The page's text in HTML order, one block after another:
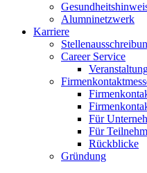
Alumninetzwerk
Karriere
Career Service
Für
Für
Rückblicke
Gründung